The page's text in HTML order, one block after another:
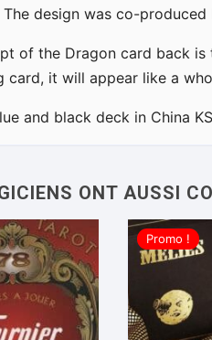
design was co-
of the Dragon card back
card, it will appear like a
and black deck in China
Promo !